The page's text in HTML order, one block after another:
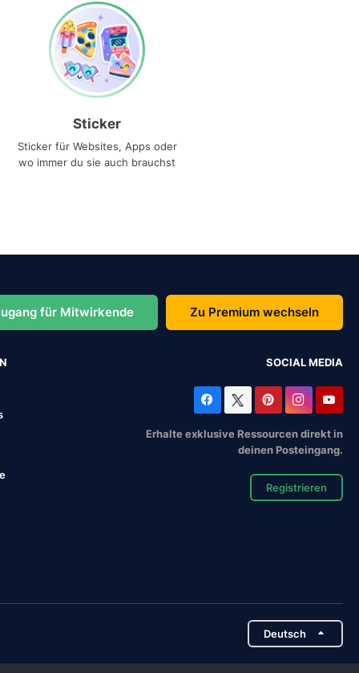
Sticker
Sticker für Websites, Apps oder
wo immer du sie auch brauchst
für Mitwirkende Zu Premium wechseln
SOCIAL MEDIA
Erhalte exklusive Ressourcen direkt in
deinen Posteingang.
Registrieren
Deutsch